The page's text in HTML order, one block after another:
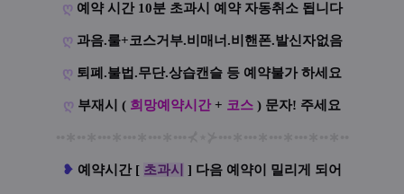
ღ 예약 시간 10분 초과시 예약 자동취소 됩니다
ღ 과음.룰+코스거부.비매너.비핸폰.발신자없음
ღ 퇴폐.불법.무단.상습캔슬 등 예약불가 하세요
ღ 부재시 ( 희망예약시간 + 코스 ) 문자! 주세요
❥ 예 약시간 [ 초과시 ] 다음 예약이 밀리게 되어